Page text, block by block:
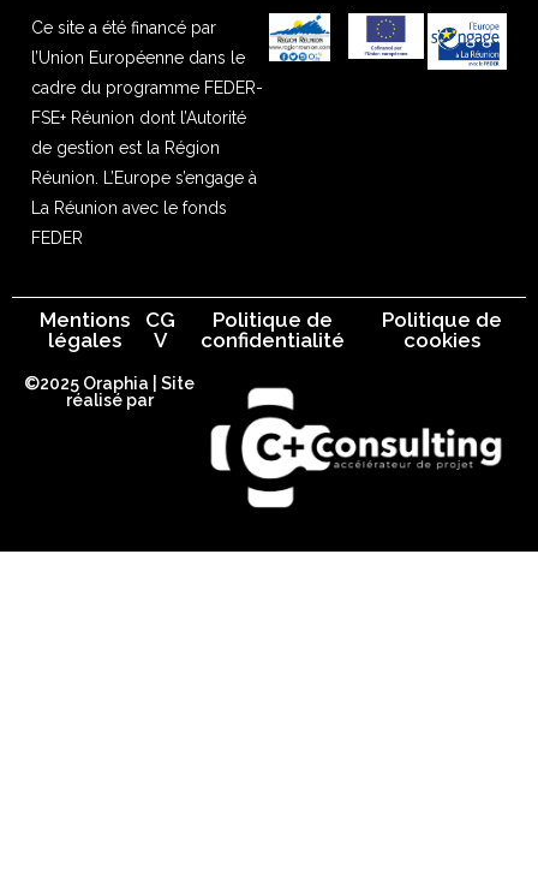
Ce site a été financé par
l’Union Européenne dans le
cadre du programme FEDER-
FSE+ Réunion dont l’Autorité
de gestion est la Région
Réunion. L’Europe s’engage à
La Réunion avec le fonds
FEDER
Mentions
légales
CG
V
Politique de
confidentialité
Politique de
cookies
©2025 Oraphia | Site
réalisé par